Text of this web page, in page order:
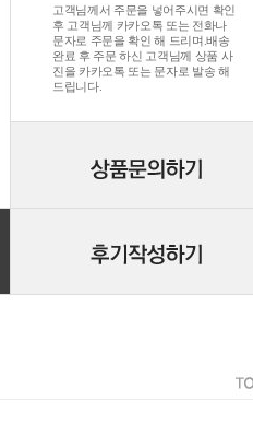
고객님께서 주문을 넣어주시면 확인
후 고객님께 카카오톡 또는 전화나
문자로 주문을 확인 해 드리며.배송
완료 후 주문 하신 고객님께 상품 사
진을 카카오톡 또는 문자로 발송 해
드립니다.